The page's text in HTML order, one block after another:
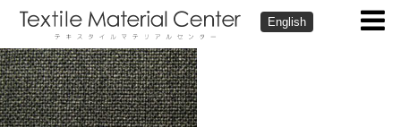
English